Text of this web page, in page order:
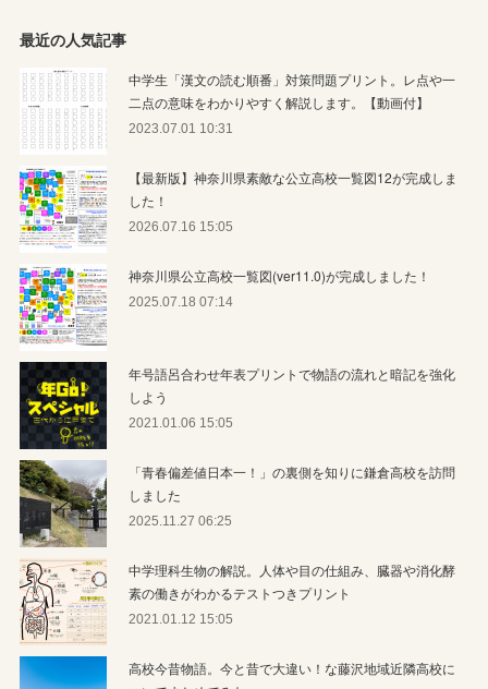
最近の人気記事
中学生「漢文の読む順番」対策問題プリント。レ点や一
二点の意味をわかりやすく解説します。【動画付】
2023.07.01 10:31
【最新版】神奈川県素敵な公立高校一覧図12が完成しま
した！
2026.07.16 15:05
神奈川県公立高校一覧図(ver11.0)が完成しました！
2025.07.18 07:14
年号語呂合わせ年表プリントで物語の流れと暗記を強化
しよう
2021.01.06 15:05
「青春偏差値日本一！」の裏側を知りに鎌倉高校を訪問
しました
2025.11.27 06:25
中学理科生物の解説。人体や目の仕組み、臓器や消化酵
素の働きがわかるテストつきプリント
2021.01.12 15:05
高校今昔物語。今と昔で大違い！な藤沢地域近隣高校に